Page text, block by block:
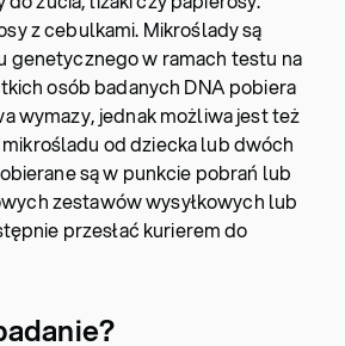
z cebulkami. Mikroślady są
genetycznego w ramach testu na
osób badanych DNA pobiera
wymazy, jednak możliwa jest też
od dziecka lub dwóch
są w punkcie pobrań lub
zestawów wysyłkowych lub
przesłać kurierem do